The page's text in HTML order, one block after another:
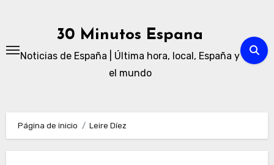
30 Minutos Espana
Noticias de España | Última hora, local, España y
el mundo
Página de inicio Leire Díez